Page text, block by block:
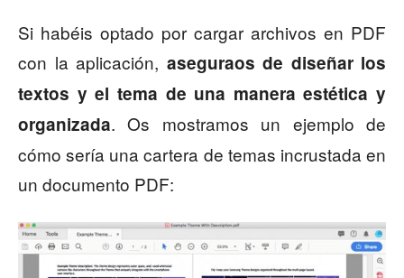
Si habéis optado por cargar archivos en PDF
con la aplicación, aseguraos de diseñar los
textos y el tema de una manera estética y
organizada. Os mostramos un ejemplo de
cómo sería una cartera de temas incrustada en
un documento PDF: